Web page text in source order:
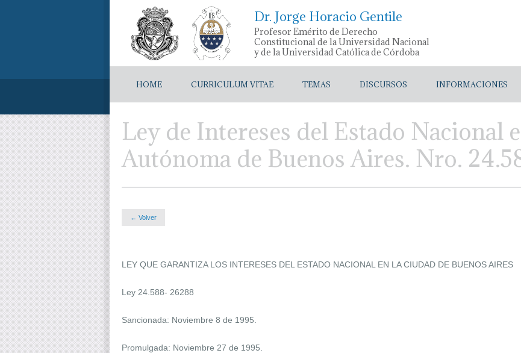
Dr. Jorge Horacio Gentile
Profesor Emérito de Derecho
Constitucional de la Universidad Nacional
y de la Universidad Católica de Córdoba
HOME CURRICULUM VITAE TEMAS DISCURSOS INFORMACIONES
Ley de Intereses del Estado Nacional
Autónoma de Buenos Aires. Nro.
← Volver
LEY QUE GARANTIZA LOS INTERESES DEL ESTADO NACIONAL EN LA CIUDAD DE BUENOS AIRES
Ley 24.588- 26288
Sancionada: Noviembre 8 de 1995.
Promulgada: Noviembre 27 de 1995.